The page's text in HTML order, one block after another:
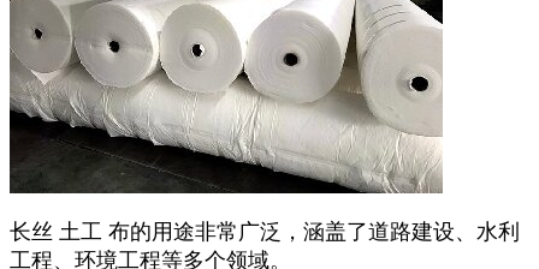
长丝 土工 布的用途非常广泛，涵盖了道路建设、水利
工程、环境工程等多个领域。